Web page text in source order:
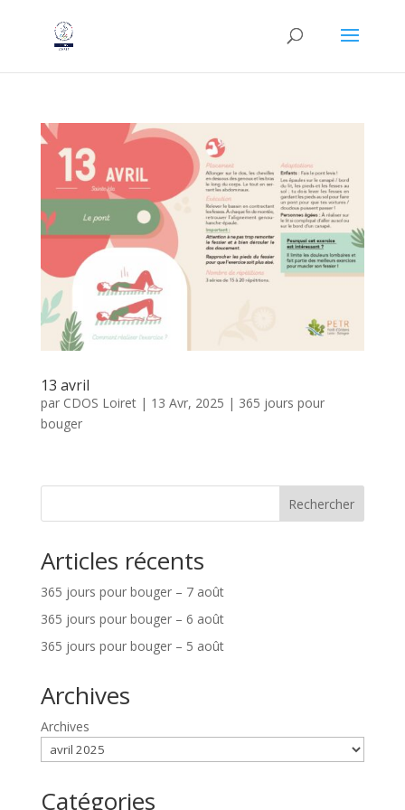
13 avril
par CDOS Loiret| 13 Avr, 2025 | 365 jours pour
bouger
Rechercher
Articles récents
365 jours pour bouger – 7 août
365 jours pour bouger – 6 août
365 jours pour bouger – 5 août
Archives
Archives
Catégories